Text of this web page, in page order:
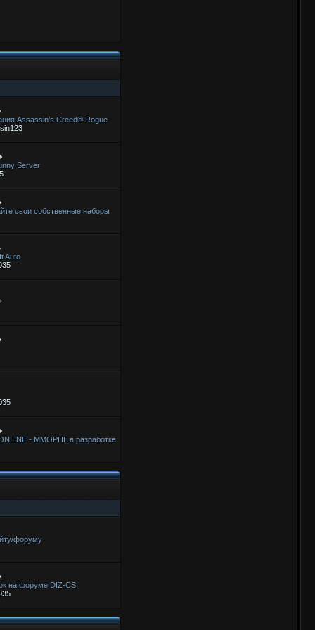
Assassin’s Creed® Rogue
Server
свои собственные наборы
Auto
- ММОРПГ в разработке
форуму
на форуме DIZ-CS